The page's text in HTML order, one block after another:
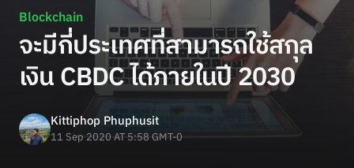
Blockchain
จะมีกี่ประเทศที่สามารถใช้สกุล
เงิน CBDC ได้ภายในปี 2030
Kittiphop Phuphusit
11 Sep 2020 AT 5:58 GMT-0